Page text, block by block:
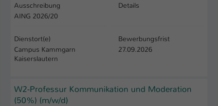
Ausschreibung
AING 2026/20
Details
Dienstort(e)
Campus Kammgarn
Kaiserslautern
Bewerbungsfrist
27.09.2026
W2-Professur Kommunikation und Moderation
(50%) (m/w/d)